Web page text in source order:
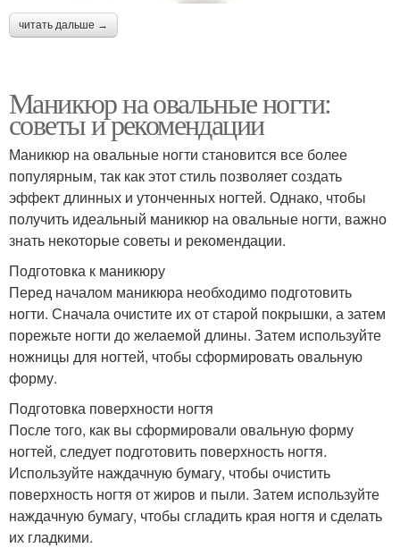
читать дальше →
Маникюр на овальные ногти:
советы и рекомендации
Маникюр на овальные ногти становится все более
популярным, так как этот стиль позволяет создать
эффект длинных и утонченных ногтей. Однако, чтобы
получить идеальный маникюр на овальные ногти, важно
знать некоторые советы и рекомендации.
Подготовка к маникюру
Перед началом маникюра необходимо подготовить
ногти. Сначала очистите их от старой покрышки, а затем
порежьте ногти до желаемой длины. Затем используйте
ножницы для ногтей, чтобы сформировать овальную
форму.
Подготовка поверхности ногтя
После того, как вы сформировали овальную форму
ногтей, следует подготовить поверхность ногтя.
Используйте наждачную бумагу, чтобы очистить
поверхность ногтя от жиров и пыли. Затем используйте
наждачную бумагу, чтобы сгладить края ногтя и сделать
их гладкими.